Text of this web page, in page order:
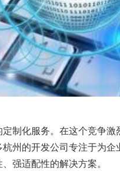
制化服务。在这个竞争
州的开发公司专注于为
强适配性的解决方案。